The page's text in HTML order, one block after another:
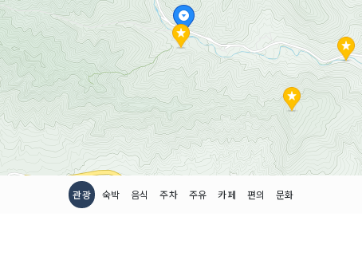
관광 숙박 음식 주차 주유 카페 편의 문화